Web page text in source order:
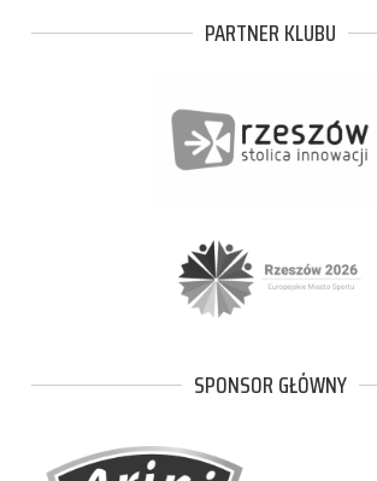
PARTNER KLUBU
SPONSOR GŁÓWNY